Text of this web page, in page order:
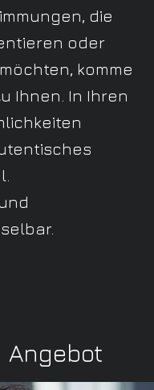
die
oder
komme
Ihnen. In Ihren
Angebot